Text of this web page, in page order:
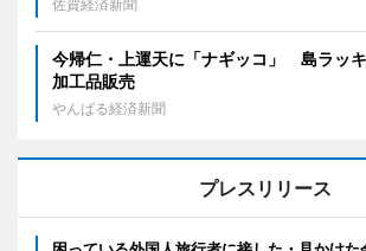
佐賀経済新聞
今帰仁・上運天に「ナギッコ」 島ラッ
加工品販売
やんばる経済新聞
プレスリリース